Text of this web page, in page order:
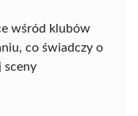
wśród klubów
co świadczy o
sceny